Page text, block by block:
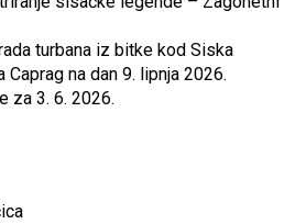
turbana iz bitke kod Siska
Caprag na dan 9. lipnja 2026.
za 3. 6. 2026.